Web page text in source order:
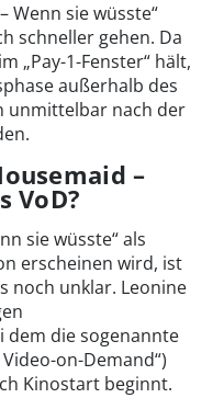
Wenn sie wüsste“
schneller gehen. Da
„Pay-1-Fenster“ hält,
außerhalb des
unmittelbar nach der
–
VoD?
sie wüsste“ als
erscheinen wird, ist
noch unklar. Leonine
die sogenannte
on-Demand“)
Kinostart beginnt.